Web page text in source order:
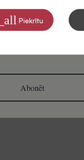
to, kā apstrādājam Jūsu
Abonēt
Piekrītu